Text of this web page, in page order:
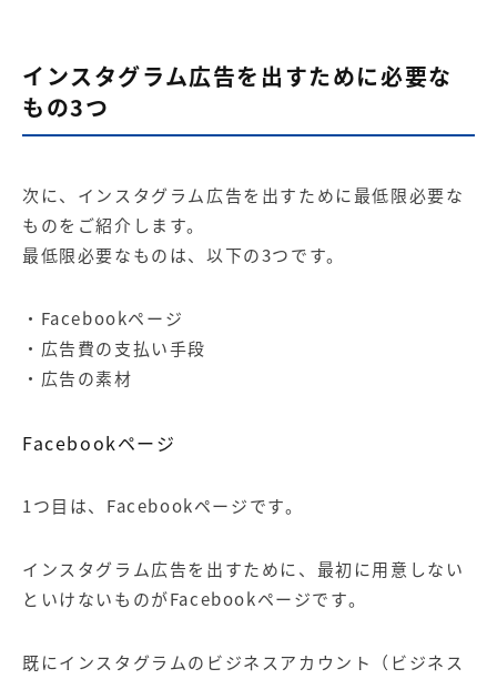
インスタグラム広告を出すために必要な
もの3つ
次に、インスタグラム広告を出すために最低限必要な
ものをご紹介します。
最低限必要なものは、以下の3つです。
・Facebookページ
・広告費の支払い手段
・広告の素材
Facebookページ
1つ目は、Facebookページです。
インスタグラム広告を出すために、最初に用意しない
といけないものがFacebookページです。
既にインスタグラムのビジネスアカウント（ビジネス